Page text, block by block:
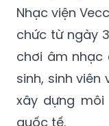
Nhạc viện
chức từ ngày
chơi âm nhạc
sinh, sinh
xây dựng
quốc tế.